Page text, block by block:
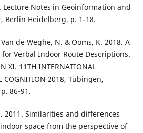
Notes in Geoinformation and
Berlin Heidelberg. p. 1-18.
de Weghe, N. & Ooms, K. 2018. A
Verbal Indoor Route Descriptions.
XI. 11TH INTERNATIONAL
COGNITION 2018, Tübingen,
86-91.
2011. Similarities and differences
space from the perspective of